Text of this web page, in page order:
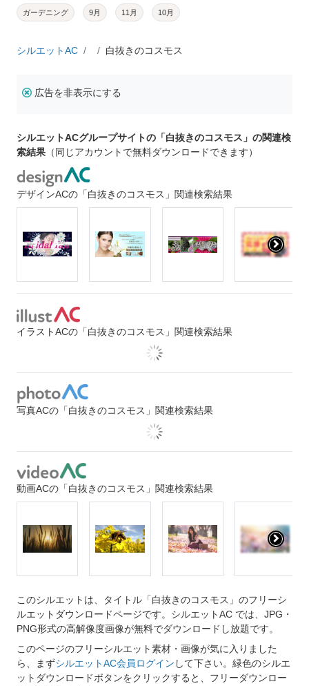
ガーデニング 9月 11月 10月
シルエットAC 白抜きのコスモス
広告を非表示にする
シルエットACグループサイトの「白抜きのコスモス」の関連検
索結果 （同じアカウントで無料ダウンロードできます）
デザインACの「白抜きのコスモス」関連検索結果
イラストACの「白抜きのコスモス」関連検索結果
写真ACの「白抜きのコスモス」関連検索結果
動画ACの「白抜きのコスモス」関連検索結果
このシルエットは、タイトル「白抜きのコスモス」のフリーシ
ルエットダウンロードページです。シルエットAC では、JPG・
PNG形式の高解像度画像が無料でダウンロードし放題です。
このページのフリーシルエット素材・画像が気に入りました
ら、まずシルエットAC会員ログイン して下さい。緑色のシルエ
ットダウンロードボタンをクリックすると、フリーダウンロー